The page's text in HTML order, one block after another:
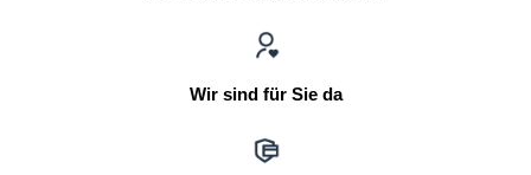
Wir sind für Sie da